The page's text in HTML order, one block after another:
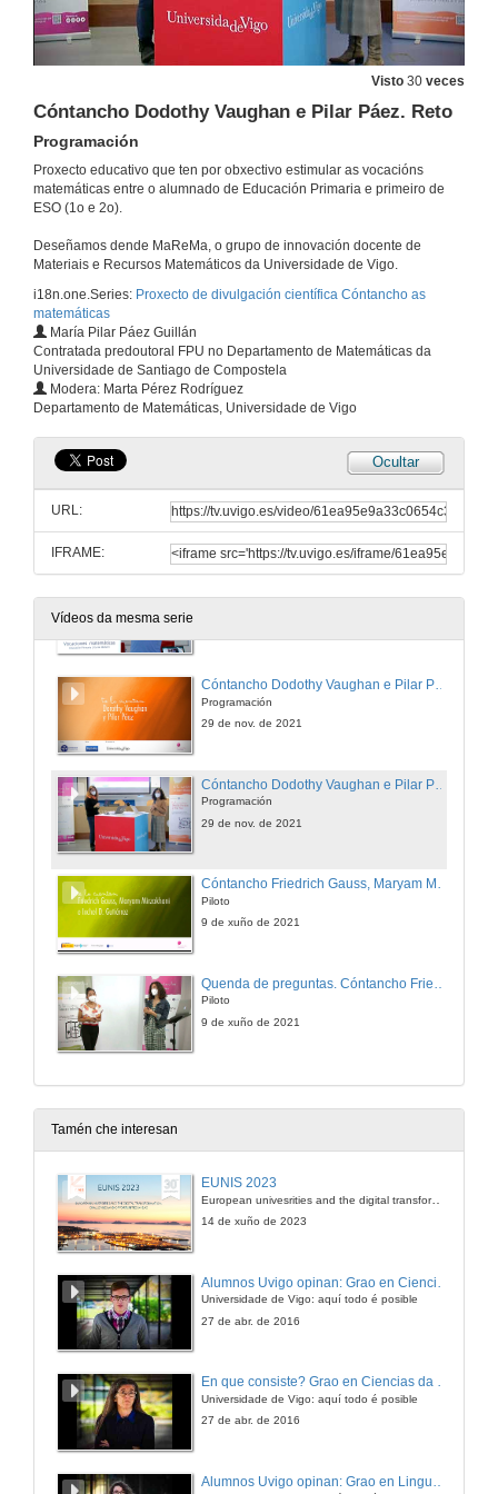
Visto 30 veces
Cóntancho Dodothy Vaughan e Pilar Páez. Reto
Programación
Proxecto educativo que ten por obxectivo estimular as vocacións
matemáticas entre o alumnado de Educación Primaria e primeiro de
ESO (1o e 2o).
Deseñamos dende MaReMa, o grupo de innovación docente de
Materiais e Recursos Matemáticos da Universidade de Vigo.
i18n.one.Series: Proxecto de divulgación científica Cóntancho as
matemáticas
María Pilar Páez Guillán
Contratada predoutoral FPU no Departamento de Matemáticas da
Universidade de Santiago de Compostela
Modera: Marta Pérez Rodríguez
Departamento de Matemáticas, Universidade de Vigo
Ocultar
URL:
IFRAME:
Vídeos da mesma serie
1 de xuño de 2022
Quenda de preguntas e Reto. Cóntancho Florence Nightimgale e Andrea Vilar
Epidemiología
1 de xuño de 2022
Cóntancho Hipatia de Alexandría e Beatriz Álvarez
Cóntancho Emmy Noether e Olga Pérez
Artista
Criptografía
9 de dec. de 2021
Cóntancho Dodothy Vaughan e Pilar Páez
Programación
29 de nov. de 2021
Programación
29 de nov. de 2021
Cóntancho Friedrich Gauss, Maryam Mirzakhani e Ixchel D. Gutiérrez
Piloto
9 de xuño de 2021
Piloto
9 de xuño de 2021
Tamén che interesan
EUNIS 2023
European univesrities and the digital transformation: challenges and opportunities ahead
14 de xuño de 2023
Universidade de Vigo: aquí todo é posible
27 de abr. de 2016
En que consiste? Grao en Ciencias da Linguaxe e Estudos Literarios
Universidade de Vigo: aquí todo é posible
27 de abr. de 2016